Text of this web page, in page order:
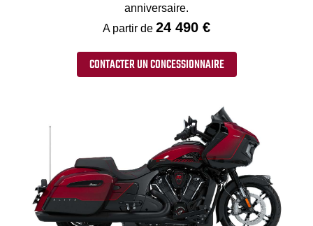
anniversaire.
A partir de 24 490 €
CONTACTER UN CONCESSIONNAIRE